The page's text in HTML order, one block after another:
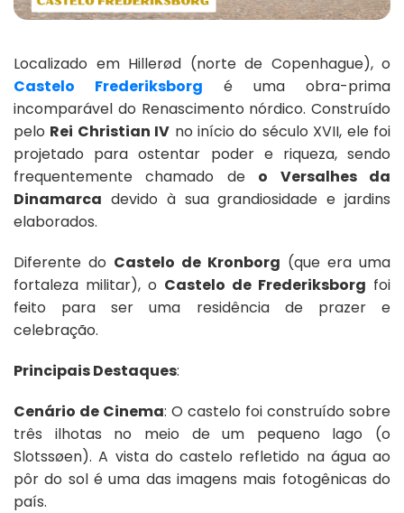
Localizado em Hillerød (norte de Copenhague), o
Castelo Frederiksborg é uma obra-prima
incomparável do Renascimento nórdico. Construído
pelo Rei Christian IV no início do século XVII, ele foi
projetado para ostentar poder e riqueza, sendo
frequentemente chamado de o Versalhes da
Dinamarca devido à sua grandiosidade e jardins
elaborados.
Diferente do Castelo de Kronborg (que era uma
fortaleza militar), o Castelo de Frederiksborg foi
feito para ser uma residência de prazer e
celebração.
Principais Destaques:
Cenário de Cinema: O castelo foi construído sobre
três ilhotas no meio de um pequeno lago (o
Slotssøen). A vista do castelo refletido na água ao
pôr do sol é uma das imagens mais fotogênicas do
país.